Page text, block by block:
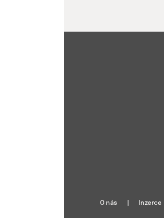
O nás Inzerce